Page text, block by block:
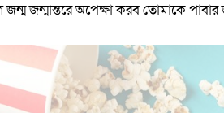
জন্মান্তরে অপেক্ষা করব তোমাকে